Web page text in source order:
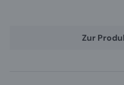
Typischerweise hat
Zur